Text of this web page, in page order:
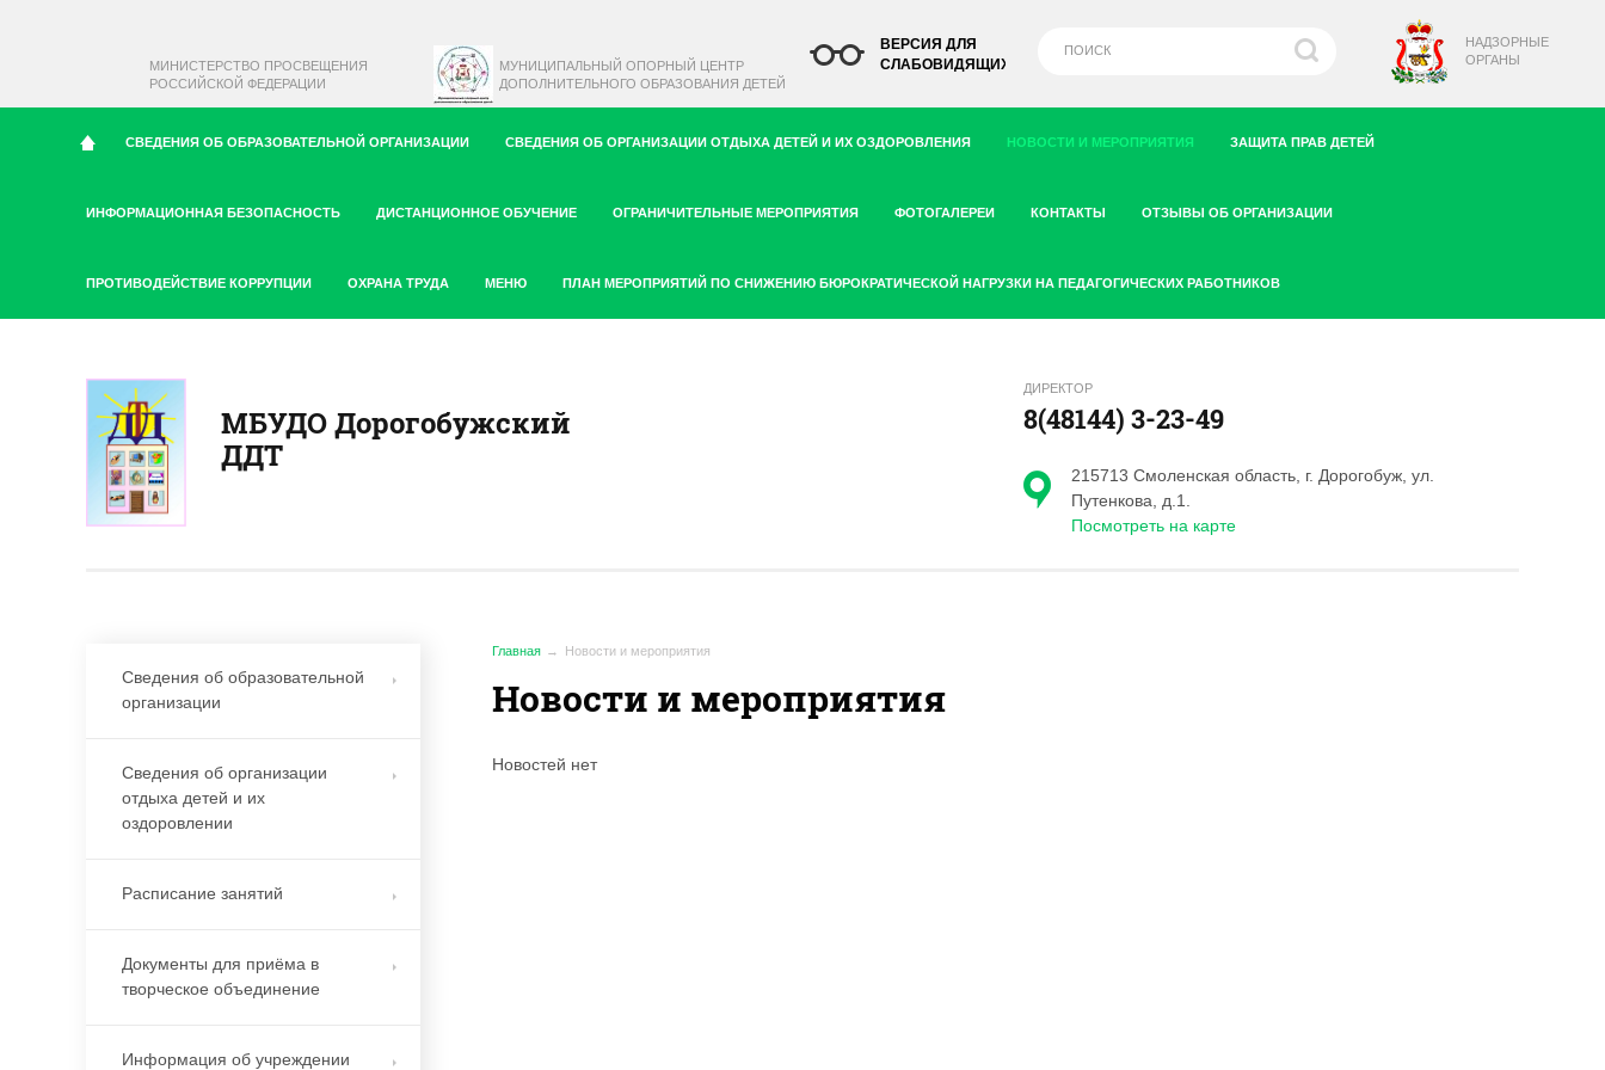
МИНИСТЕРСТВО ПРОСВЕЩЕНИЯ
РОССИЙСКОЙ ФЕДЕРАЦИИ
МУНИЦИПАЛЬНЫЙ ОПОРНЫЙ ЦЕНТР
ДОПОЛНИТЕЛЬНОГО ОБРАЗОВАНИЯ ДЕТЕЙ
НАДЗОРНЫЕ
ОРГАНЫ
ВЕРСИЯ ДЛЯ
СЛАБОВИДЯЩИХ
СВЕДЕНИЯ ОБ ОБРАЗОВАТЕЛЬНОЙ ОРГАНИЗАЦИИ СВЕДЕНИЯ ОБ ОРГАНИЗАЦИИ ОТДЫХА ДЕТЕЙ И ИХ ОЗДОРОВЛЕНИЯ НОВОСТИ И МЕРОПРИЯТИЯ ЗАЩИТА ПРАВ ДЕТЕЙ
ИНФОРМАЦИОННАЯ БЕЗОПАСНОСТЬ ДИСТАНЦИОННОЕ ОБУЧЕНИЕ ОГРАНИЧИТЕЛЬНЫЕ МЕРОПРИЯТИЯ ФОТОГАЛЕРЕИ КОНТАКТЫ ОТЗЫВЫ ОБ ОРГАНИЗАЦИИ
ПРОТИВОДЕЙСТВИЕ КОРРУПЦИИ ОХРАНА ТРУДА МЕНЮ ПЛАН МЕРОПРИЯТИЙ ПО СНИЖЕНИЮ БЮРОКРАТИЧЕСКОЙ НАГРУЗКИ НА ПЕДАГОГИЧЕСКИХ РАБОТНИКОВ
МБУДО Дорогобужский
ДДТ
ДИРЕКТОР
8(48144) 3-23-49
215713 Смоленская область, г. Дорогобуж, ул.
Путенкова, д.1.
Посмотреть на карте
Главная Новости и мероприятия
Новости и мероприятия
Новостей нет
Сведения об образовательной
организации
Сведения об организации
отдыха детей и их
оздоровлении
Расписание занятий
Документы для приёма в
творческое объединение
Информация об учреждении